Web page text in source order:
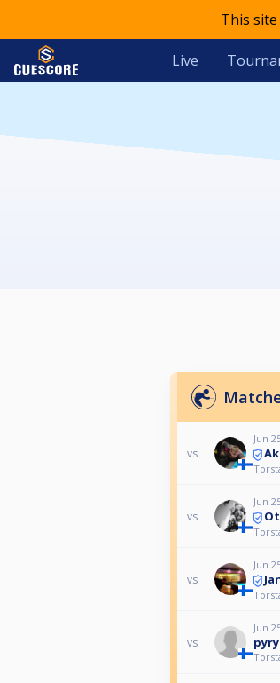
This
Live
vs
Jun
vs
Jun
vs
Jun
vs
Jun